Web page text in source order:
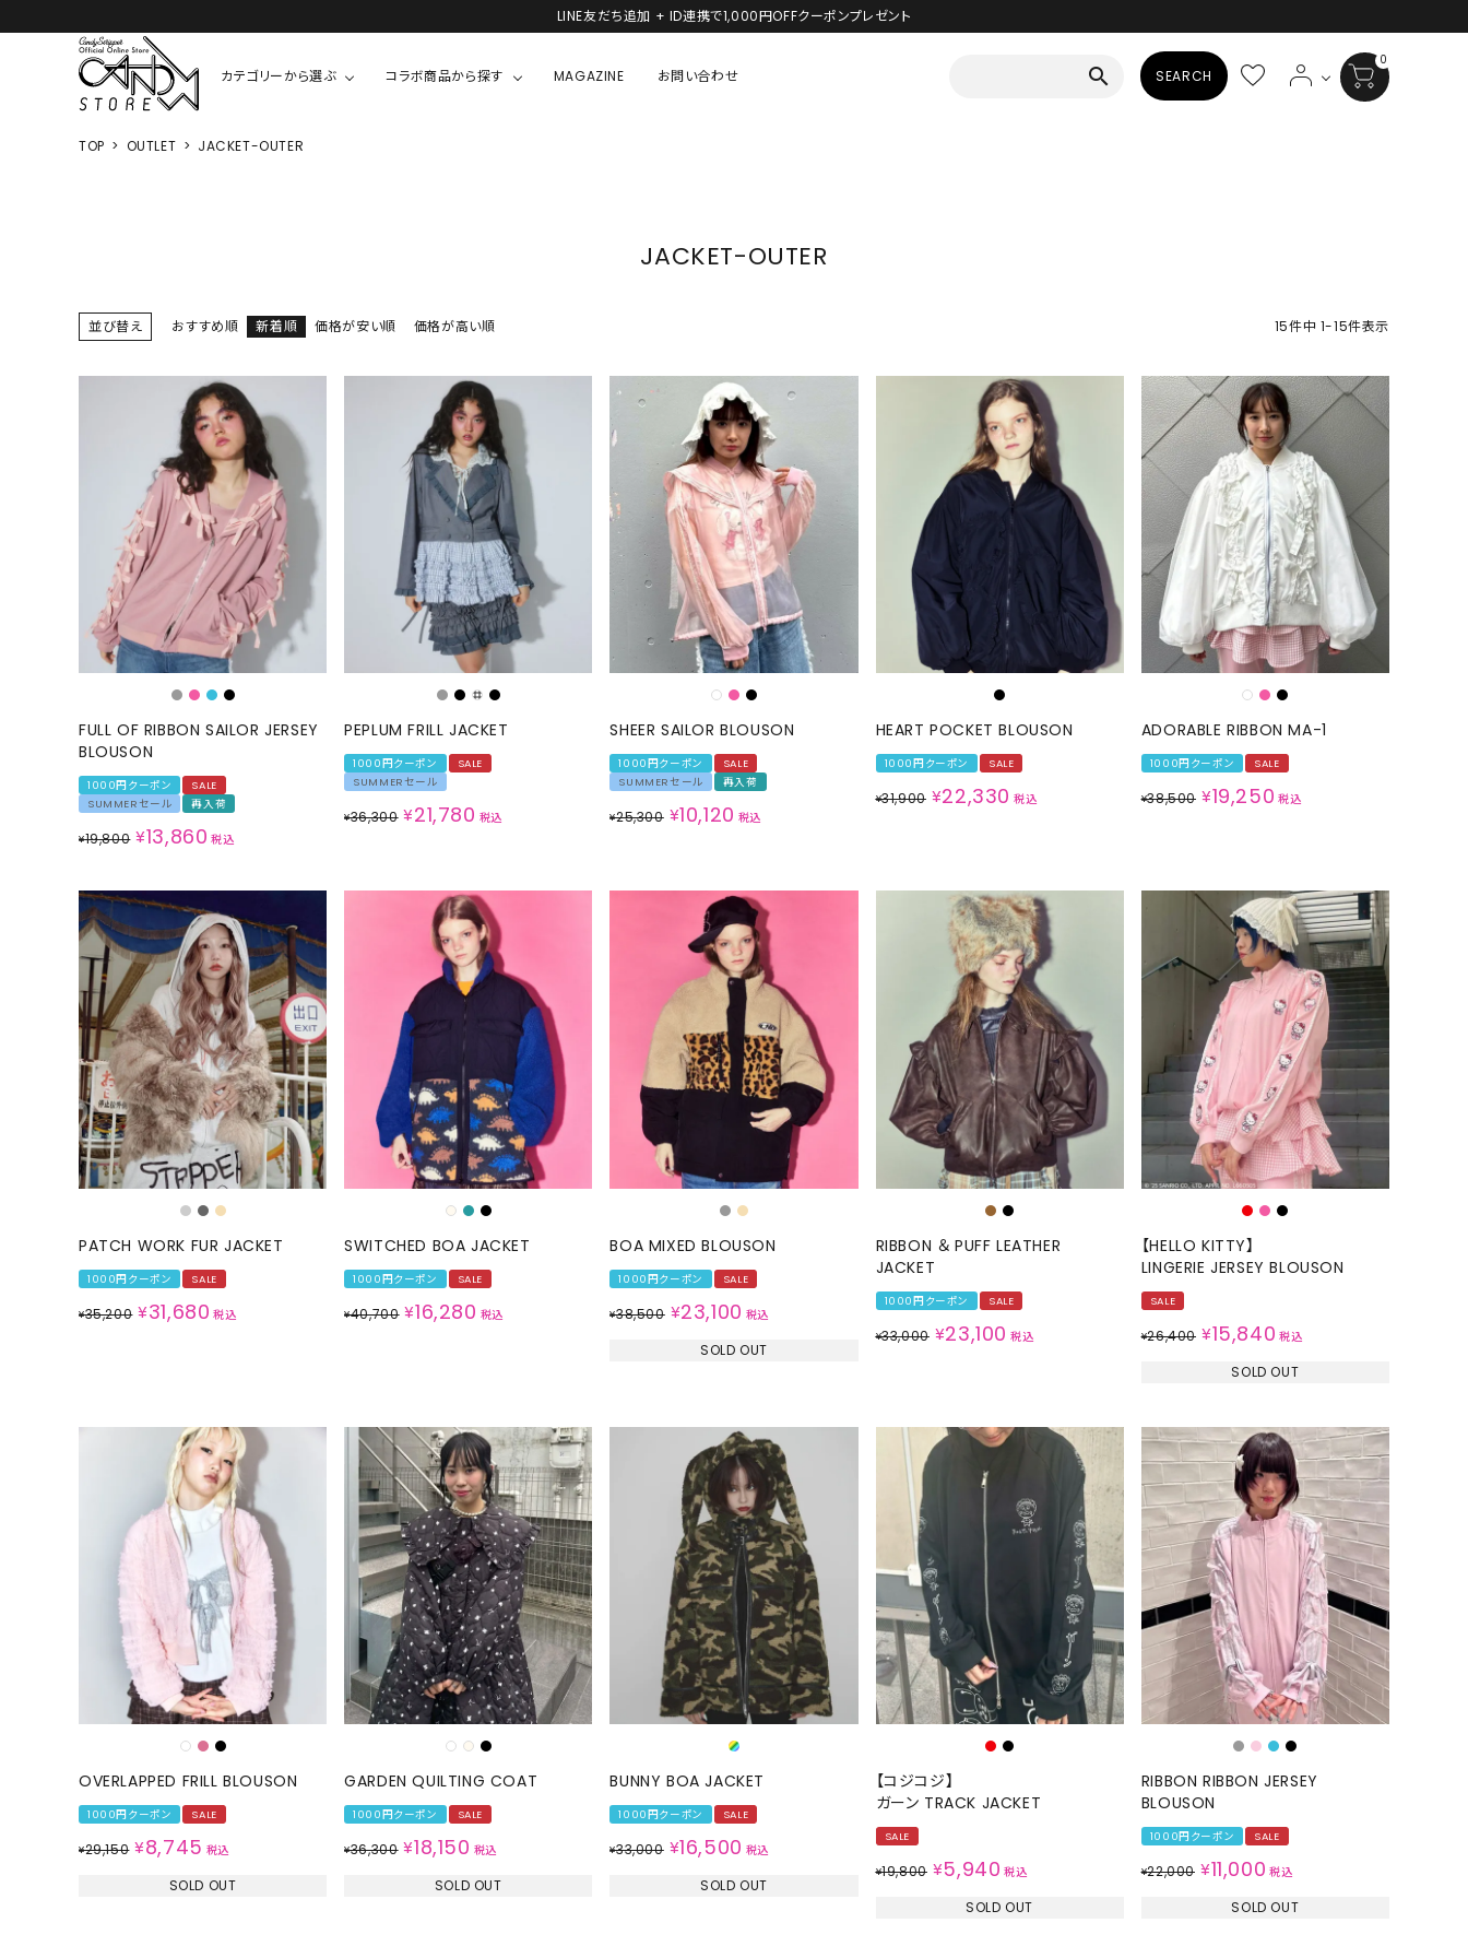
新規会員登録で1,000円分のポイントプレゼント！
カテゴリーから選ぶ
SWEAT
JACKET
ONE PIECE
ONE PIECE
JUMPER SKIRT
PANTS
ALL
PANTS
DENIM
SHORT PANTS
SALOPETTE
SKIRT
ALL
PEPE
ALL
SALE
ALL
ALL
GOODS
ALL
UMBRELLA
NECK WARMER
ACCESSORIES
コラボ商品から探す
はぴだんぶい
クレヨンしんちゃん MIKIOSAKABE・THREE TREASURES
HELLO KITTY ダンダダン
MAGAZINE お問い合わせ search SEARCH
0
TOP OUTLET JACKET-OUTER
JACKET-OUTER
並び替え おすすめ順 新着順 価格が安い順 価格が高い順 15件中 1-15件表示
FULL OF RIBBON SAILOR JERSEY
BLOUSON
1000円クーポン
SALE
SUMMERセール
再入荷
¥19,800 ¥13,860 税込
PEPLUM FRILL JACKET
1000円クーポン
SALE
SUMMERセール
¥36,300 ¥21,780 税込
SHEER SAILOR BLOUSON
1000円クーポン
SALE
SUMMERセール
再入荷
¥25,300 ¥10,120 税込
HEART POCKET BLOUSON
1000円クーポン SALE
¥31,900 ¥22,330 税込
ADORABLE RIBBON MA-1
1000円クーポン SALE
¥38,500 ¥19,250 税込
PATCH WORK FUR JACKET
1000円クーポン SALE
¥35,200 ¥31,680 税込
SWITCHED BOA JACKET
1000円クーポン SALE
¥40,700 ¥16,280 税込
BOA MIXED BLOUSON
1000円クーポン SALE
¥38,500 ¥23,100 税込
SOLD OUT
RIBBON ＆ PUFF LEATHER
JACKET
1000円クーポン SALE
¥33,000 ¥23,100 税込
【HELLO KITTY】
LINGERIE JERSEY BLOUSON
SALE
¥26,400 ¥15,840 税込
SOLD OUT
OVERLAPPED FRILL BLOUSON
1000円クーポン SALE
¥29,150 ¥8,745 税込
SOLD OUT
GARDEN QUILTING COAT
1000円クーポン SALE
¥36,300 ¥18,150 税込
SOLD OUT
BUNNY BOA JACKET
1000円クーポン SALE
¥33,000 ¥16,500 税込
SOLD OUT
【コジコジ】
ガーン TRACK JACKET
SALE
¥19,800 ¥5,940 税込
SOLD OUT
RIBBON RIBBON JERSEY
BLOUSON
1000円クーポン SALE
¥22,000 ¥11,000 税込
SOLD OUT